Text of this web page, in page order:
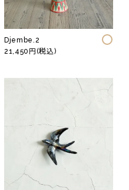
Djembe.2
21,450円(税込)